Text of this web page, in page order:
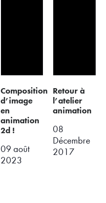
composition
d’image
en
animation
2d !
09 août
2023
retour à
l’atelier
animation
08
Décembre
2017